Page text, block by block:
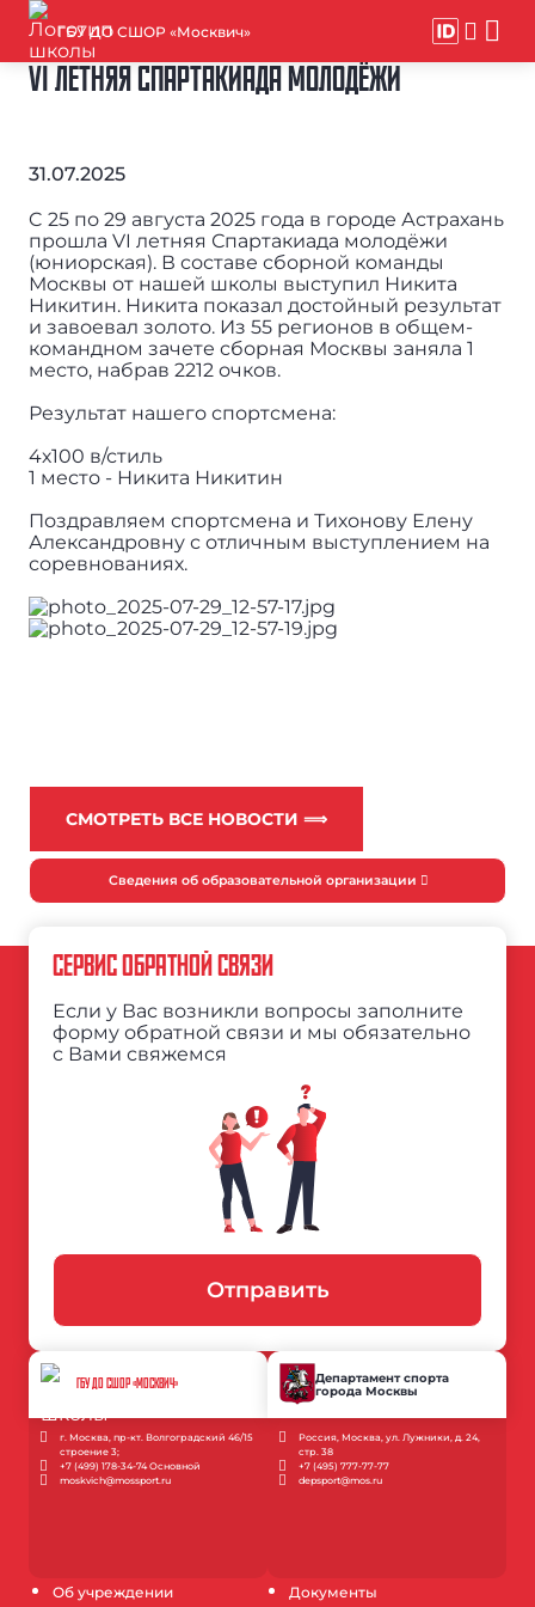
ГБУ ДО СШОР «Москвич»
VI ЛЕТНЯЯ СПАРТАКИАДА МОЛОДЁЖИ
31.07.2025
C 25 по 29 августа 2025 года в городе Астрахань
прошла VI летняя Спартакиада молодёжи
(юниорская). В составе сборной команды
Москвы от нашей школы выступил Никита
Никитин. Никита показал достойный результат
и завоевал золото. Из 55 регионов в общем-
командном зачете сборная Москвы заняла 1
место, набрав 2212 очков.
Результат нашего спортсмена:
4х100 в/стиль
1 место - Никита Никитин
Поздравляем спортсмена и Тихонову Елену
Александровну с отличным выступлением на
соревнованиях.
СМОТРЕТЬ ВСЕ НОВОСТИ ⟹
Сведения об образовательной организации
Об учреждении Документы
СЕРВИС ОБРАТНОЙ СВЯЗИ
Если у Вас возникли вопросы заполните
форму обратной связи и мы обязательно
с Вами свяжемся
Отправить
ГБУ ДО СШОР «МОСКВИЧ»
г. Москва, пр-кт. Волгоградский 46/15
строение 3;
+7 (499) 178-34-74 Основной
moskvich@mossport.ru
Департамент спорта
города Москвы
Россия, Москва, ул. Лужники, д. 24,
стр. 38
+7 (495) 777-77-77
depsport@mos.ru